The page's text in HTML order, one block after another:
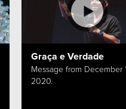
Graça e Verdade
Message from December
2020.